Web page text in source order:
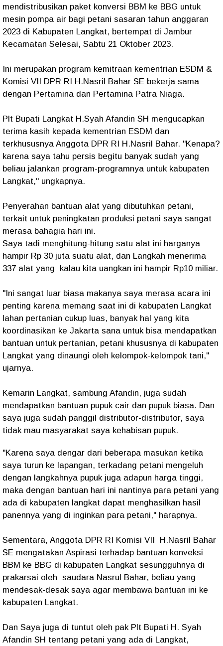
mendistribusikan paket konversi BBM ke BBG untuk
mesin pompa air bagi petani sasaran tahun anggaran
2023 di Kabupaten Langkat, bertempat di Jambur
Kecamatan Selesai, Sabtu 21 Oktober 2023.
Ini merupakan program kemitraan kementrian ESDM &
Komisi VII DPR RI H.Nasril Bahar SE bekerja sama
dengan Pertamina dan Pertamina Patra Niaga.
Plt Bupati Langkat H.Syah Afandin SH mengucapkan
terima kasih kepada kementrian ESDM dan
terkhususnya Anggota DPR RI H.Nasril Bahar. "Kenapa?
karena saya tahu persis begitu banyak sudah yang
beliau jalankan program-programnya untuk kabupaten
Langkat," ungkapnya.
Penyerahan bantuan alat yang dibutuhkan petani,
terkait untuk peningkatan produksi petani saya sangat
merasa bahagia hari ini.
Saya tadi menghitung-hitung satu alat ini harganya
hampir Rp 30 juta suatu alat, dan Langkah menerima
337 alat yang kalau kita uangkan ini hampir Rp10 miliar.
"Ini sangat luar biasa makanya saya merasa acara ini
penting karena memang saat ini di kabupaten Langkat
lahan pertanian cukup luas, banyak hal yang kita
koordinasikan ke Jakarta sana untuk bisa mendapatkan
bantuan untuk pertanian, petani khususnya di kabupaten
Langkat yang dinaungi oleh kelompok-kelompok tani,"
ujarnya.
Kemarin Langkat, sambung Afandin, juga sudah
mendapatkan bantuan pupuk cair dan pupuk biasa. Dan
saya juga sudah panggil distributor-distributor, saya
tidak mau masyarakat saya kehabisan pupuk.
"Karena saya dengar dari beberapa masukan ketika
saya turun ke lapangan, terkadang petani mengeluh
dengan langkahnya pupuk juga adapun harga tinggi,
maka dengan bantuan hari ini nantinya para petani yang
ada di kabupaten langkat dapat menghasilkan hasil
panennya yang di inginkan para petani," harapnya.
Sementara, Anggota DPR RI Komisi VII H.Nasril Bahar
SE mengatakan Aspirasi terhadap bantuan konveksi
BBM ke BBG di kabupaten Langkat sesungguhnya di
prakarsai oleh saudara Nasrul Bahar, beliau yang
mendesak-desak saya agar membawa bantuan ini ke
kabupaten Langkat.
Dan Saya juga di tuntut oleh pak Plt Bupati H. Syah
Afandin SH tentang petani yang ada di Langkat,